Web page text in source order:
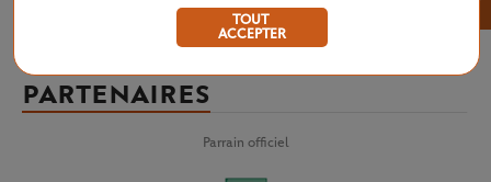
PARTENAIRES
Parrain officiel
TOUT
ACCEPTER